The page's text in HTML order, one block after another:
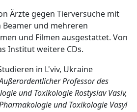
Ärzte gegen Tierversuche mit
Beamer und mehreren
und Filmen ausgestattet. Von
Institut weitere CDs.
Professor des
und Toxikologie Rostyslav Vasiv,
und Toxikologie Vasyl